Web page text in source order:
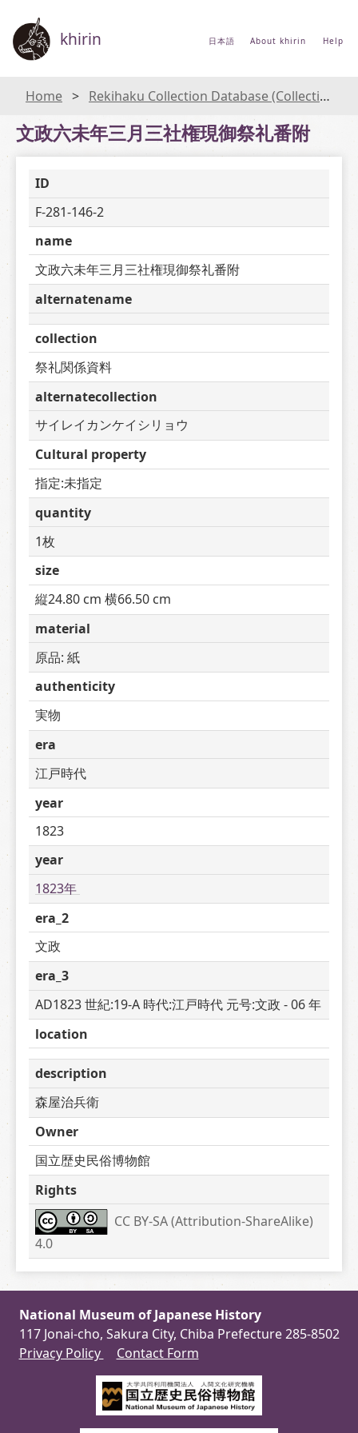
khirin 日本語 About khirin Help
Home Rekihaku Collection Database (Collections Database of the National Museum of Japanese History)
文政六未年三月三社権現御祭礼番附
ID
F-281-146-2
name
文政六未年三月三社権現御祭礼番附
alternatename
collection
祭礼関係資料
alternatecollection
サイレイカンケイシリョウ
Cultural property
指定:未指定
quantity
1枚
size
縦24.80 cm 横66.50 cm
material
原品: 紙
authenticity
実物
era
江戸時代
year
1823
year
1823年
era_2
文政
era_3
AD1823 世紀:19-A 時代:江戸時代 元号:文政 - 06 年
location
description
森屋治兵衛
Owner
国立歴史民俗博物館
Rights
CC BY-SA (Attribution-ShareAlike)
4.0
National Museum of Japanese History
117 Jonai-cho, Sakura City, Chiba Prefecture 285-8502
Privacy Policy
Contact Form